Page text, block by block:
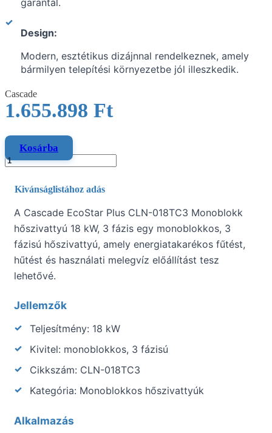
Design:
Modern, esztétikus dizájnnal rendelkeznek, amely
bármilyen telepítési környezetbe jól illeszkedik.
Cascade
1.655.898 Ft
Kosárba
Kivánságlistához adás
A Cascade EcoStar Plus CLN-018TC3 Monoblokk
hőszivattyú 18 kW, 3 fázis egy monoblokkos, 3
fázisú hőszivattyú, amely energiatakarékos fűtést,
hűtést és használati melegvíz előállítást tesz
lehetővé.
Jellemzők
Teljesítmény: 18 kW
Kivitel: monoblokkos, 3 fázisú
Cikkszám: CLN-018TC3
Kategória: Monoblokkos hőszivattyúk
Alkalmazás